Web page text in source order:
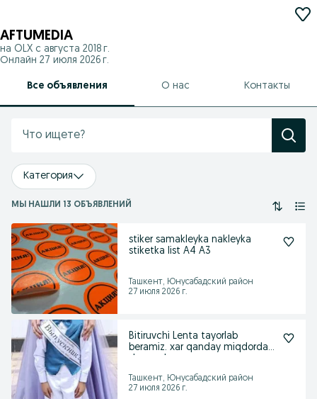
AFTUMEDIA
на OLX с августа 2018 г.
Онлайн 27 июля 2026 г.
Все объявления О нас Контакты
Категория
МЫ НАШЛИ 13 ОБЪЯВЛЕНИЙ
stiker samakleyka nakleyka
stiketka list A4 A3
Ташкент, Юнусабадский район
27 июля 2026 г.
Bitiruvchi Lenta tayorlab
beramiz. xar qanday miqdorda
Ташкент, Юнусабадский район
27 июля 2026 г.